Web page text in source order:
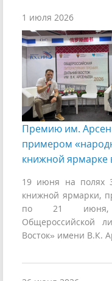
1 июля 2026
Премию им.
примером
книжной ярмарке
19 июня на полях
книжной ярмарки,
по 21 июня,
Общероссийской
Восток» имени В.К.